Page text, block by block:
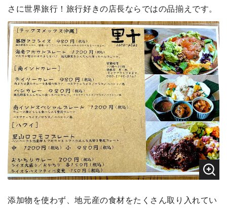
さに世界旅行！旅行好きの店長ならではの品揃えです。
添加物を使わず、地元産の食材をたくさん取り入れてい